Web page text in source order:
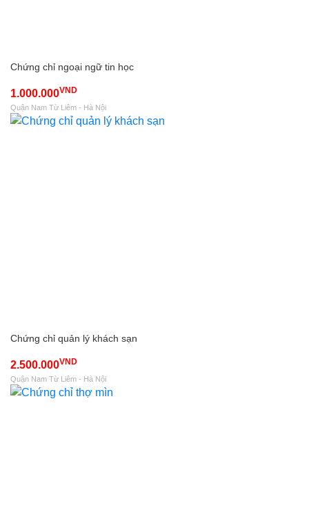
Chứng chỉ ngoại ngữ tin học
1.000.000VND
Quận Nam Từ Liêm - Hà Nội
Chứng chỉ quản lý khách sạn
2.500.000VND
Quận Nam Từ Liêm - Hà Nội